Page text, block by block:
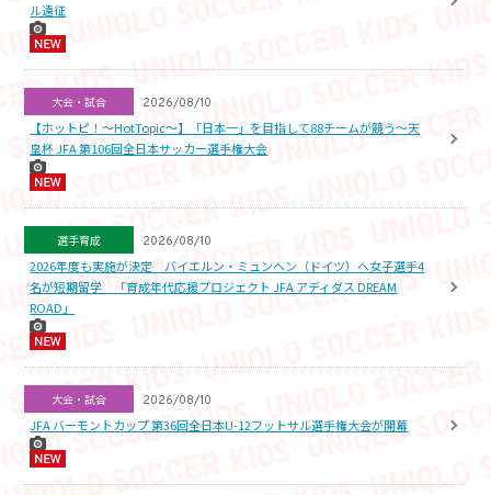
ル遠征
大会・試合 2026/08/10
【ホットピ！～HotTopic～】「日本一」を目指して88チームが競う～天
皇杯 JFA 第106回全日本サッカー選手権大会
選手育成 2026/08/10
2026年度も実施が決定 バイエルン・ミュンヘン（ドイツ）へ女子選手4
名が短期留学 「育成年代応援プロジェクト JFA アディダス DREAM
ROAD」
大会・試合 2026/08/10
JFA バーモントカップ 第36回全日本U-12フットサル選手権大会が開幕